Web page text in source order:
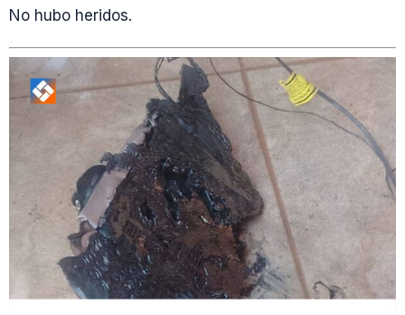
No hubo heridos.